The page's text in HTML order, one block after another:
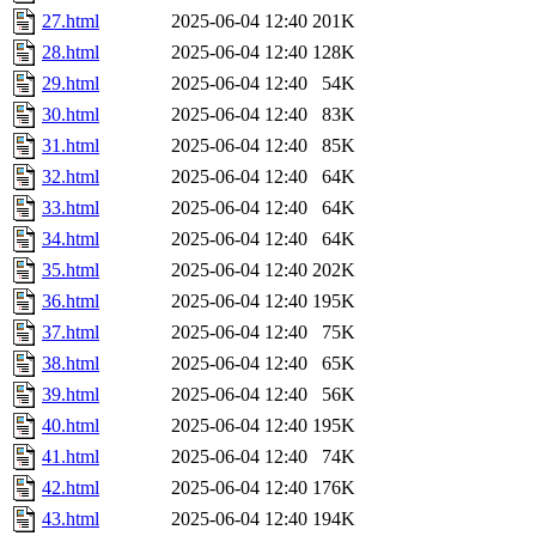
27.html
2025-06-04 12:40 201K
28.html
2025-06-04 12:40 128K
29.html
2025-06-04 12:40
54K
30.html
2025-06-04 12:40
83K
31.html
2025-06-04 12:40
85K
32.html
2025-06-04 12:40
64K
33.html
2025-06-04 12:40
64K
34.html
2025-06-04 12:40
64K
35.html
2025-06-04 12:40 202K
36.html
2025-06-04 12:40 195K
37.html
2025-06-04 12:40
75K
38.html
2025-06-04 12:40
65K
39.html
2025-06-04 12:40
56K
40.html
2025-06-04 12:40 195K
41.html
2025-06-04 12:40
74K
42.html
2025-06-04 12:40 176K
43.html
2025-06-04 12:40 194K